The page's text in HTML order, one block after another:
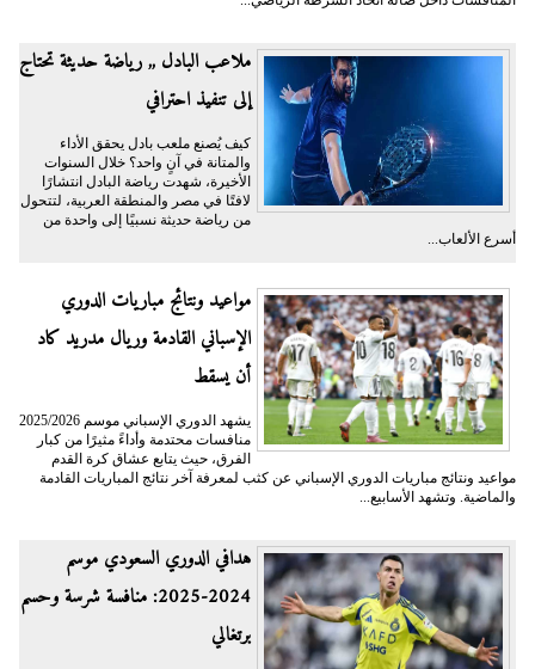
ملاعب البادل ,, رياضة حديثة تحتاج
إلى تنفيذ احترافي
كيف يُصنع ملعب بادل يحقق الأداء
والمتانة في آنٍ واحد؟ خلال السنوات
الأخيرة، شهدت رياضة البادل انتشارًا
لافتًا في مصر والمنطقة العربية، لتتحول
من رياضة حديثة نسبيًا إلى واحدة من
أسرع الألعاب...
مواعيد ونتائج مباريات الدوري
الإسباني القادمة وريال مدريد كاد
أن يسقط
يشهد الدوري الإسباني موسم 2025/2026
منافسات محتدمة وأداءً مثيرًا من كبار
الفرق، حيث يتابع عشاق كرة القدم
مواعيد ونتائج مباريات الدوري الإسباني عن كثب لمعرفة آخر نتائج المباريات القادمة
والماضية. وتشهد الأسابيع...
هدافي الدوري السعودي موسم
2024-2025: منافسة شرسة وحسم
برتغالي